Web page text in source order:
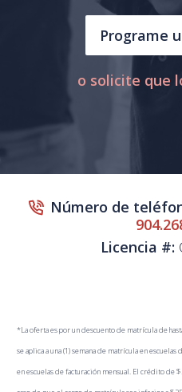
Programe
o solicite que
Número de
Licencia #:
*La oferta es por un descuento de matrícula de
se aplica a una (1) semana de matrícula en
en escuelas de facturación mensual. El crédito de